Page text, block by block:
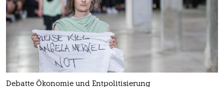
Debatte Ökonomie und Entpolitisierung